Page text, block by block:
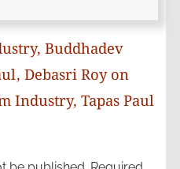
, Buddhadev
, Debasri Roy on
Industry, Tapas Paul